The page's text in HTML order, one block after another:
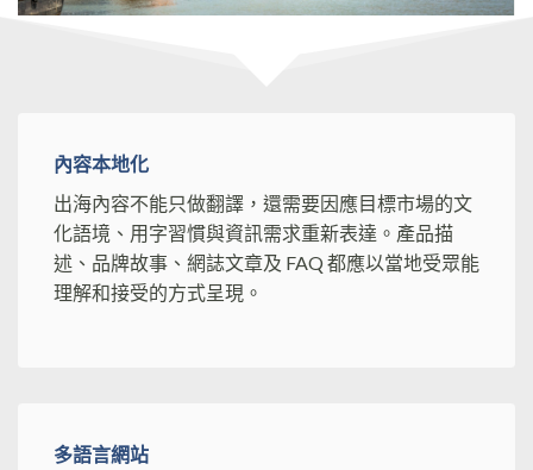
內容本地化
出海內容不能只做翻譯，還需要因應目標市場的文
化語境、用字習慣與資訊需求重新表達。產品描
述、品牌故事、網誌文章及 FAQ 都應以當地受眾能
理解和接受的方式呈現。
多語言網站